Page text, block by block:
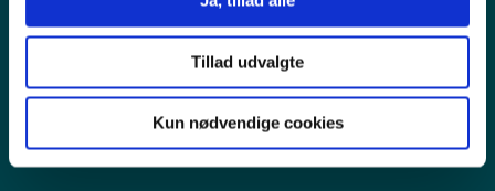
Tillad udvalgte
Kun nødvendige cookies
Pressekontakt